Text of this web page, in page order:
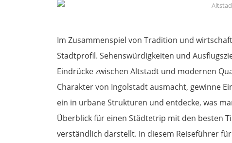
Im Zusammenspiel von Tradition und
Stadtprofil. Sehenswürdigkeiten und
Eindrücke zwischen Altstadt und modernen
Charakter von Ingolstadt ausmacht, gewinne
ein in urbane Strukturen und entdecke, was
Überblick für einen Städtetrip mit den besten
verständlich darstellt. In diesem Reiseführer